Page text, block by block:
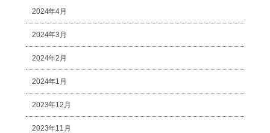
2024年4月
2024年3月
2024年2月
2024年1月
2023年12月
2023年11月